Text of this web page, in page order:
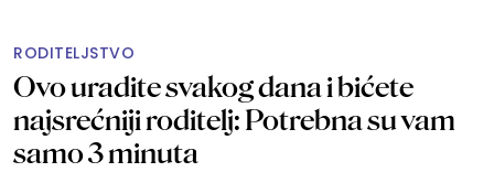
RODITELJSTVO
Ovo uradite svakog dana i bićete
najsrećniji roditelj: Potrebna su vam
samo 3 minuta